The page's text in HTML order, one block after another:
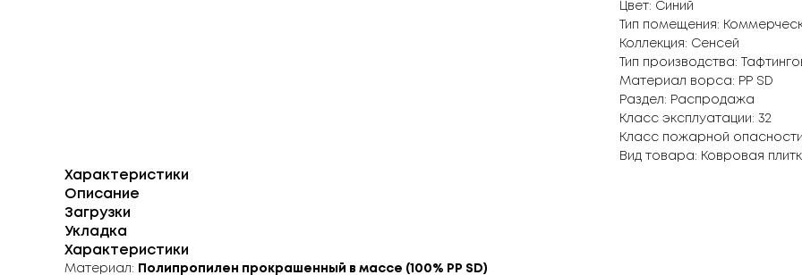
Цвет: Синий
Тип помещения:
Коллекция: Сенсей
Тип производства:
Материал ворса: PP SD
Раздел: Распродажа
Класс эксплуатации: 32
Класс пожарной
Вид товара: Ковровая
Характеристики
Описание
Загрузки
Укладка
Характеристики
Материал:
Полипропилен прокрашенный в массе (100% PP SD)